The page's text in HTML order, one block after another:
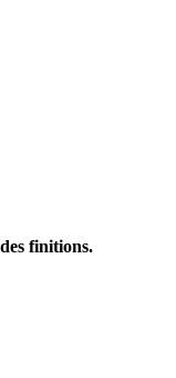
finitions.